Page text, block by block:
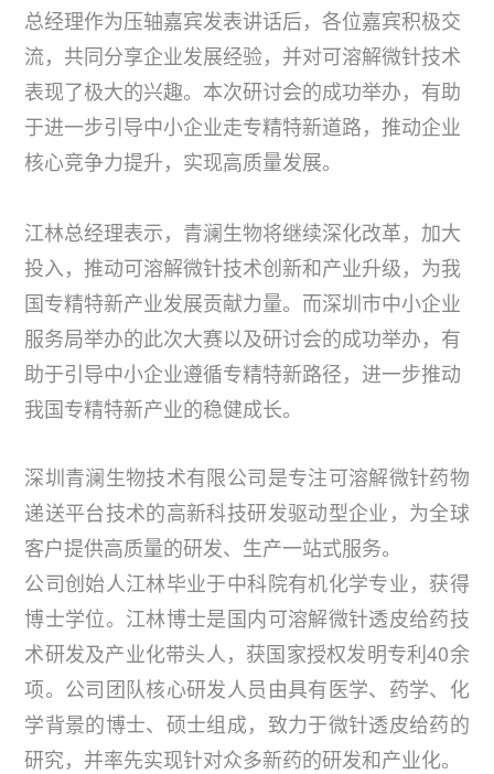
总经理作为压轴嘉宾发表讲话后，各位嘉宾积极交
流，共同分享企业发展经验，并对可溶解微针技术
表现了极大的兴趣。本次研讨会的成功举办，有助
于进一步引导中小企业走专精特新道路，推动企业
核心竞争力提升，实现高质量发展。
江林总经理表示，青澜生物将继续深化改革，加大
投入，推动可溶解微针技术创新和产业升级，为我
国专精特新产业发展贡献力量。而深圳市中小企业
服务局举办的此次大赛以及研讨会的成功举办，有
助于引导中小企业遵循专精特新路径，进一步推动
我国专精特新产业的稳健成长。
深圳青澜生物技术有限公司是专注可溶解微针药物
递送平台技术的高新科技研发驱动型企业，为全球
客户提供高质量的研发、生产一站式服务。
公司创始人江林毕业于中科院有机化学专业，获得
博士学位。江林博士是国内可溶解微针透皮给药技
术研发及产业化带头人，获国家授权发明专利40余
项。公司团队核心研发人员由具有医学、药学、化
学背景的博士、硕士组成，致力于微针透皮给药的
研究，并率先实现针对众多新药的研发和产业化。